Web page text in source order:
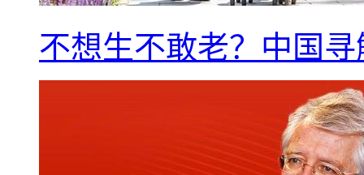
不想生不敢老？中国